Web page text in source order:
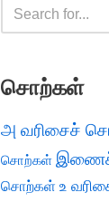
சொற்கள்
அ வரிசைச்
சொற்கள்
சொற்கள் உ